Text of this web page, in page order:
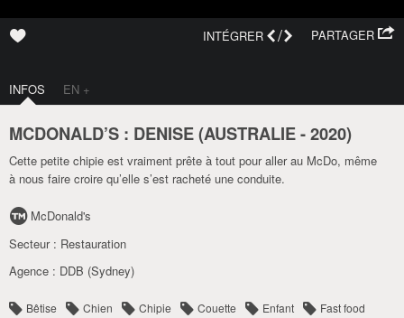
PARTAGER
INTÉGRER /
INFOS EN +
MCDONALD’S : DENISE (AUSTRALIE-2020)
Cette petite chipie est vraiment prête à tout pour aller au McDo, même
à nous faire croire qu’elle s’est racheté une conduite.
McDonald's
Secteur : Restauration
Agence : DDB (Sydney)
Bêtise Chien Chipie Couette Enfant
Fast food